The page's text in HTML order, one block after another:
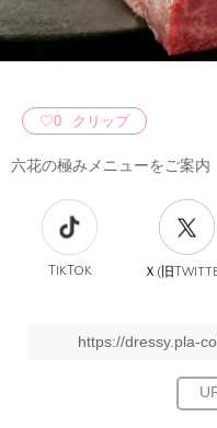
♡0 クリップ
六花の極みメニューをご案内
TikTok Ｘ(旧
https://dressy.pla-